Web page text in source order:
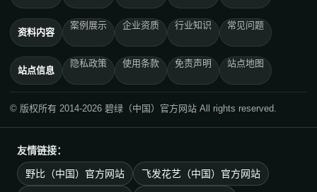
资料内容
案例展示 企业资质 行业知识 常见问题
站点信息
隐私政策 使用条款 免责声明 站点地图
© 版权所有 2014-2026 碧绿（中国）官方网站 All rights reserved.
友情链接：
野比（中国）官方网站 飞发花艺（中国）官方网站